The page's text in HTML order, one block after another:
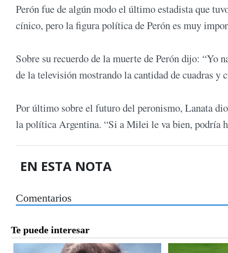
Perón fue de algún modo el último estadista que
cínico, pero la figura política de Perón es muy
Sobre su recuerdo de la muerte de Perón dijo: “Yo
de la televisión mostrando la cantidad de cuadras y
Por último sobre el futuro del peronismo, Lanata
la política Argentina. “Si a Milei le va bien, podría
EN ESTA NOTA
Comentarios